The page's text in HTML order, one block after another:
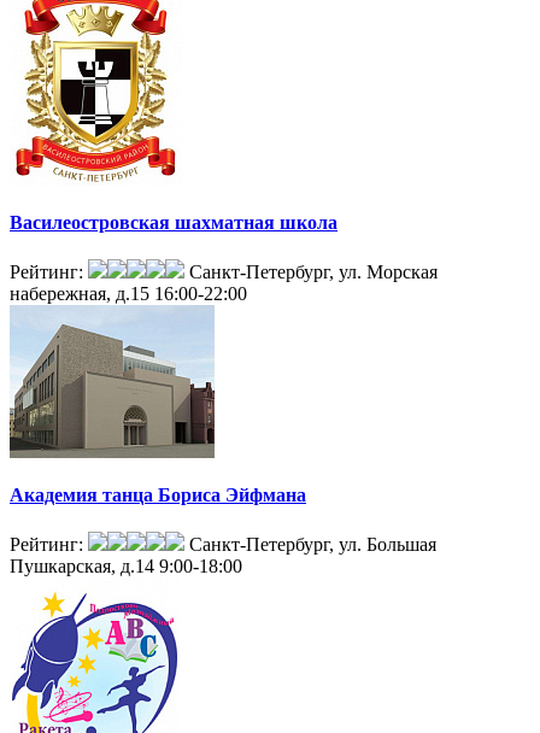
Василеостровская шахматная школа
Рейтинг:
Санкт-Петербург, ул. Морская
набережная, д.15 16:00-22:00
Академия танца Бориса Эйфмана
Рейтинг:
Санкт-Петербург, ул. Большая
Пушкарская, д.14 9:00-18:00